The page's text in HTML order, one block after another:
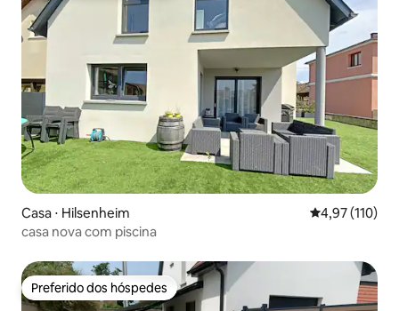
Casa ⋅ Hilsenheim 4,97 de uma
4,97 (110)
casa nova com piscina
Preferido dos hóspedes
Preferido dos hóspedes